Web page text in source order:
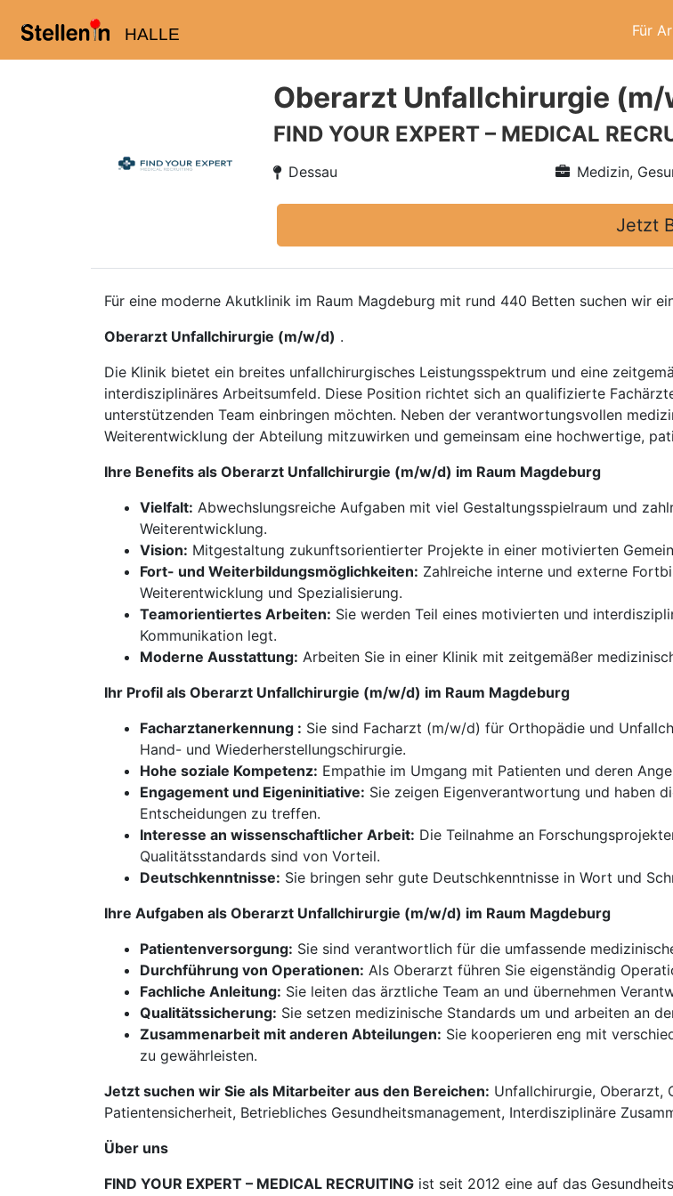
HALLE Für
Oberarzt Unfallchirurgie (m/
FIND YOUR EXPERT – MEDICAL
Dessau Medizin,
Jetzt
Für eine moderne Akutklinik im Raum Magdeburg mit rund 440 Betten suchen wir
Oberarzt Unfallchirurgie (m/w/d) .
Die Klinik bietet ein breites unfallchirurgisches Leistungsspektrum und eine
interdisziplinäres Arbeitsumfeld. Diese Position richtet sich an qualifizierte
unterstützenden Team einbringen möchten. Neben der verantwortungsvollen
Weiterentwicklung der Abteilung mitzuwirken und gemeinsam eine hochwertige,
Ihre Benefits als Oberarzt Unfallchirurgie (m/w/d) im Raum Magdeburg
Vielfalt: Abwechslungsreiche Aufgaben mit viel Gestaltungsspielraum und
Weiterentwicklung.
Vision: Mitgestaltung zukunftsorientierter Projekte in einer motivierten
Fort- und Weiterbildungsmöglichkeiten: Zahlreiche interne und externe
Weiterentwicklung und Spezialisierung.
Teamorientiertes Arbeiten: Sie werden Teil eines motivierten und
Kommunikation legt.
Moderne Ausstattung: Arbeiten Sie in einer Klinik mit zeitgemäßer
Ihr Profil als Oberarzt Unfallchirurgie (m/w/d) im Raum Magdeburg
Facharztanerkennung : Sie sind Facharzt (m/w/d) für Orthopädie und
Hand- und Wiederherstellungschirurgie.
Hohe soziale Kompetenz: Empathie im Umgang mit Patienten und deren
Engagement und Eigeninitiative: Sie zeigen Eigenverantwortung und haben
Entscheidungen zu treffen.
Interesse an wissenschaftlicher Arbeit: Die Teilnahme an
Qualitätsstandards sind von Vorteil.
Deutschkenntnisse: Sie bringen sehr gute Deutschkenntnisse in Wort und
Ihre Aufgaben als Oberarzt Unfallchirurgie (m/w/d) im Raum Magdeburg
Patientenversorgung: Sie sind verantwortlich für die umfassende
Durchführung von Operationen: Als Oberarzt führen Sie eigenständig
Fachliche Anleitung: Sie leiten das ärztliche Team an und übernehmen
Qualitätssicherung: Sie setzen medizinische Standards um und arbeiten an
Zusammenarbeit mit anderen Abteilungen: Sie kooperieren eng mit
zu gewährleisten.
Jetzt suchen wir Sie als Mitarbeiter aus den Bereichen: Unfallchirurgie, Oberarzt,
Patientensicherheit, Betriebliches Gesundheitsmanagement, Interdisziplinäre
Über uns
FIND YOUR EXPERT – MEDICAL RECRUITING ist seit 2012 eine auf das